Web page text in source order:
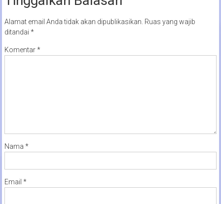
Alamat email Anda tidak akan dipublikasikan. Ruas yang wajib
ditandai *
Komentar*
Nama *
Email *